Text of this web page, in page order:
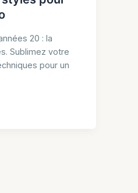
20 : la
Sublimez votre
pour un